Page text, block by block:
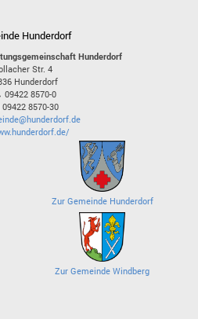
Hunderdorf
Hunderdorf
Str. 4
Hunderdorf
09422 8570-0
09422 8570-30
Zur Gemeinde Hunderdorf
Zur Gemeinde Windberg